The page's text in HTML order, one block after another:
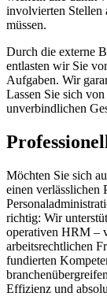
involvierten Stellen
müssen.
Durch die externe
entlasten wir Sie
Aufgaben. Wir
Lassen Sie sich
unverbindlichen
Möchten Sie sich
einen verlässlichen
richtig: Wir
operativen HRM –
arbeitsrechtlichen
fundierten
Effizienz und